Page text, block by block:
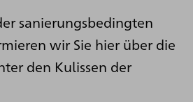
sanierungsbedingten
wir Sie hier über die
den Kulissen der